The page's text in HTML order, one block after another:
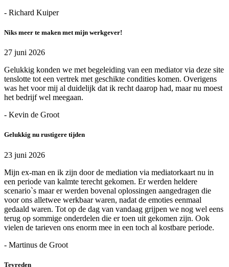
- Richard Kuiper
Niks meer te maken met mijn werkgever!
27 juni 2026
Gelukkig konden we met begeleiding van een mediator via deze site
tenslotte tot een vertrek met geschikte condities komen. Overigens
was het voor mij al duidelijk dat ik recht daarop had, maar nu moest
het bedrijf wel meegaan.
- Kevin de Groot
Gelukkig nu rustigere tijden
23 juni 2026
Mijn ex-man en ik zijn door de mediation via mediatorkaart nu in
een periode van kalmte terecht gekomen. Er werden heldere
scenario`s maar er werden bovenal oplossingen aangedragen die
voor ons alletwee werkbaar waren, nadat de emoties eenmaal
gedaald waren. Tot op de dag van vandaag grijpen we nog wel eens
terug op sommige onderdelen die er toen uit gekomen zijn. Ook
vielen de tarieven ons enorm mee in een toch al kostbare periode.
- Martinus de Groot
Tevreden